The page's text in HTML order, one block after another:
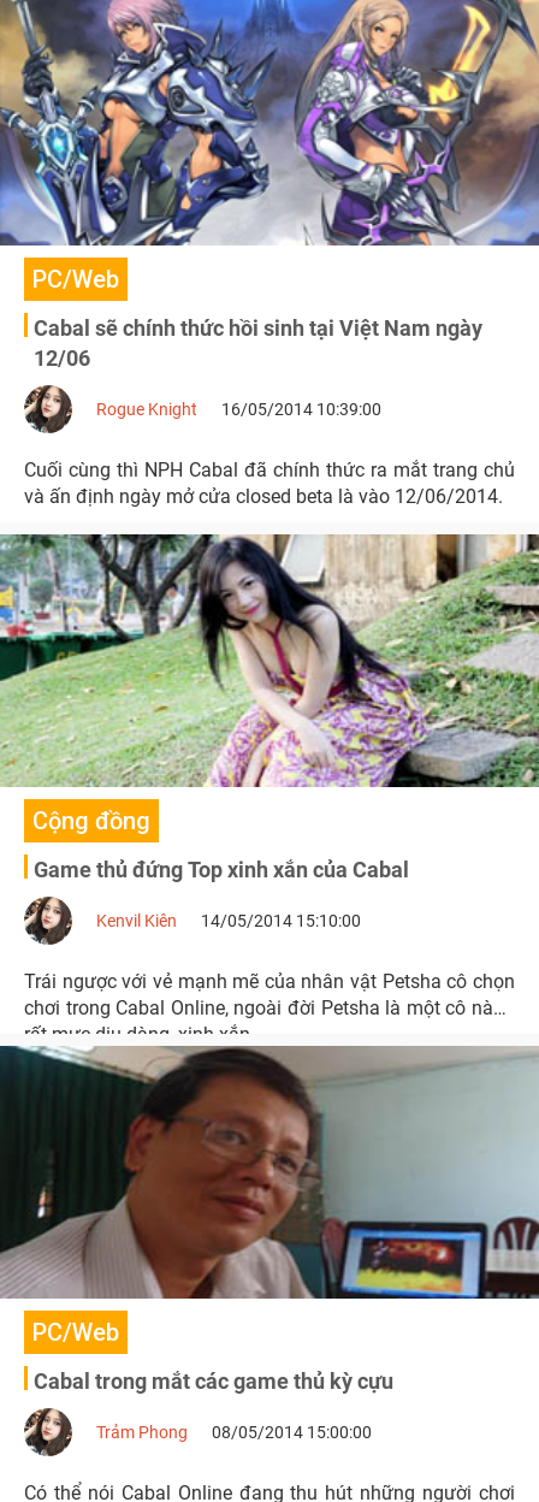
PC/Web
Cabal sẽ chính thức hồi sinh tại Việt Nam ngày
12/06
Rogue Knight 16/05/2014 10:39:00
Cuối cùng thì NPH Cabal đã chính thức ra mắt trang chủ
và ấn định ngày mở cửa closed beta là vào 12/06/2014.
Cộng đồng
Game thủ đứng Top xinh xắn của Cabal
Kenvil Kiên 14/05/2014 15:10:00
Trái ngược với vẻ mạnh mẽ của nhân vật Petsha cô chọn
chơi trong Cabal Online, ngoài đời Petsha là một cô nàng
rất mực dịu dàng, xinh xắn.
PC/Web
Cabal trong mắt các game thủ kỳ cựu
Trảm Phong 08/05/2014 15:00:00
Có thể nói Cabal Online đang thu hút những người chơi